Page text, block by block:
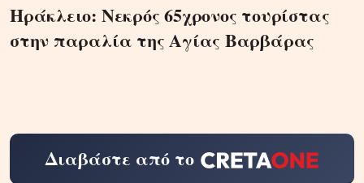
Ηράκλειο: Νεκρός 65χρονος τουρίστας
στην παραλία της Αγίας Βαρβάρας
Διαβάστε από το